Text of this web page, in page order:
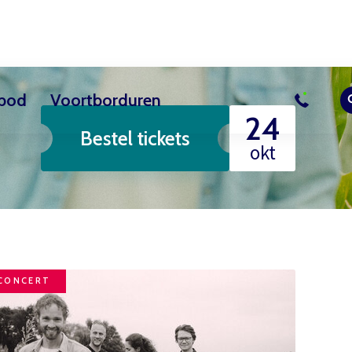
Voortborduren
Actueel Vrijwilliger worden Contact
Overig les aanbod
Bestel tickets 24
okt